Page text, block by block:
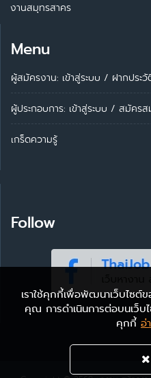
งานสมุทรสาคร
Menu
ผู้สมัครงาน: เข้าสู่ระบบ / ฝากประ
ผู้ประกอบการ: เข้าสู่ระบบ / สมัครส
เกร็ดความรู้
Follow
เราใช้คุกกี้เพื่อพัฒนาเว็บไซต์ข
คุณ การดำเนินการต่อบนเว็
คุกกี้ อ่